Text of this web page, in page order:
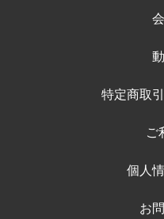
特定商取
ご
個人
お